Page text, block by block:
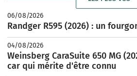
06/08/2026
Randger R595 (2026) : un
04/08/2026
Weinsberg CaraSuite 650 MG
car qui mérite d'être connu